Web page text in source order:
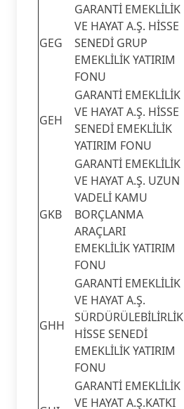
GEG
GARANTİ EMEKLİLİK
VE HAYAT A.Ş. HİSSE
SENEDİ GRUP
EMEKLİLİK YATIRIM
FONU
GEH
GARANTİ EMEKLİLİK
VE HAYAT A.Ş. HİSSE
SENEDİ EMEKLİLİK
YATIRIM FONU
GKB
GARANTİ EMEKLİLİK
VE HAYAT A.Ş. UZUN
VADELİ KAMU
BORÇLANMA
ARAÇLARI
EMEKLİLİK YATIRIM
FONU
GHH
GARANTİ EMEKLİLİK
VE HAYAT A.Ş.
SÜRDÜRÜLEBİLİRLİK
HİSSE SENEDİ
EMEKLİLİK YATIRIM
FONU
GARANTİ EMEKLİLİK
VE HAYAT A.Ş.KATKI